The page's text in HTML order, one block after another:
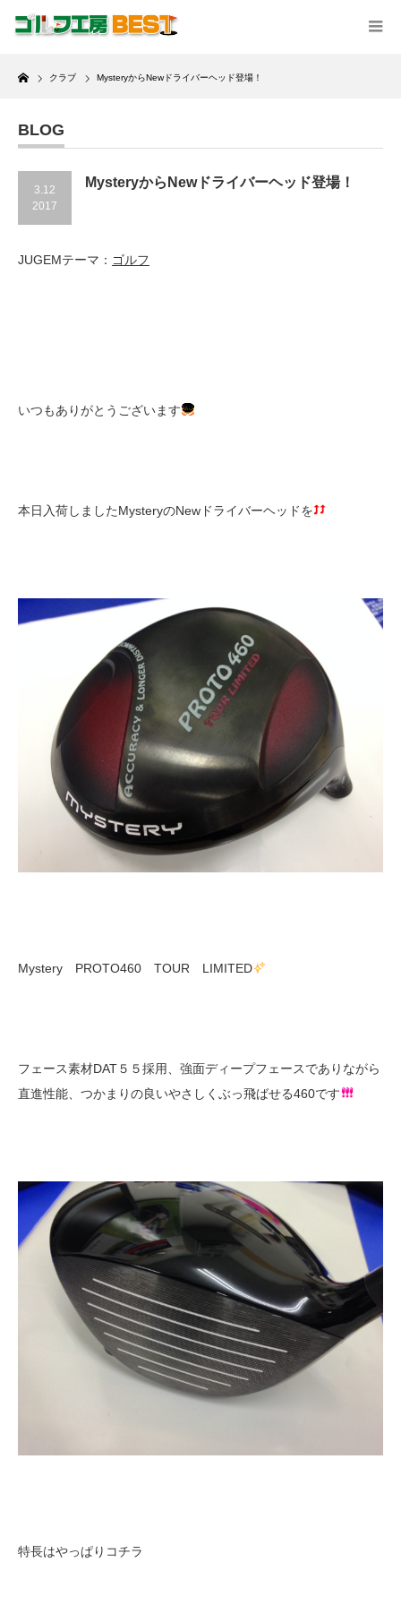
Home
クラブ MysteryからNewドライバーヘッド登場！
BLOG
3.12
2017
MysteryからNewドライバーヘッド登場！
JUGEMテーマ： ゴルフ
いつもありがとうございます
本日入荷しましたMysteryのNewドライバーヘッドを
Mystery PROTO460 TOUR LIMITED
フェース素材DAT５５採用、強面ディープフェースでありながら
直進性能、つかまりの良いやさしくぶっ飛ばせる460です
特長はやっぱりコチラ